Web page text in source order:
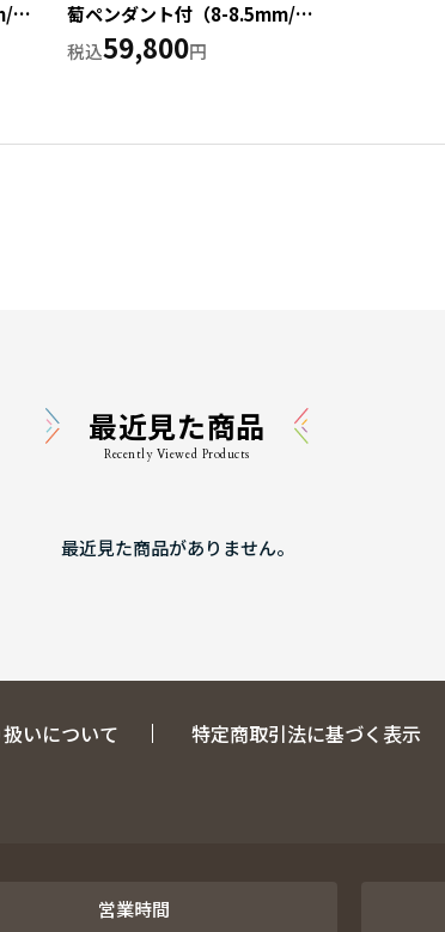
萄ペンダント付（8-8.5mm/グ
レー）【週刊文春】
59,800
最近見た商品
Recently Viewed Products
最近見た商品がありません。
いについて
特定商取引法に基づく表示
営業時間